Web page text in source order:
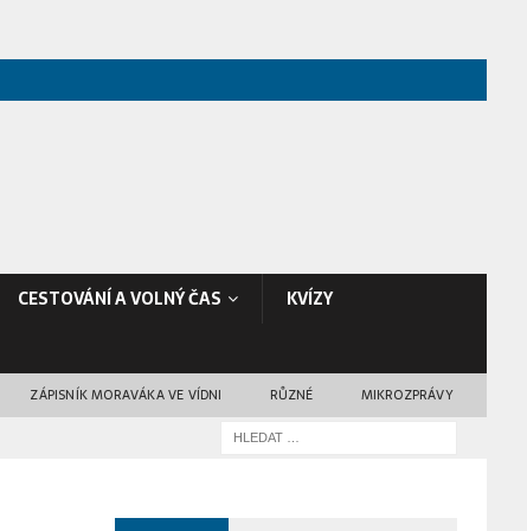
CESTOVÁNÍ A VOLNÝ ČAS
KVÍZY
ZÁPISNÍK MORAVÁKA VE VÍDNI RŮZNÉ MIKROZPRÁVY